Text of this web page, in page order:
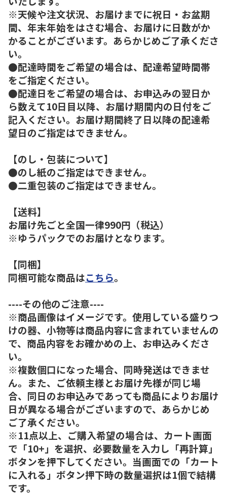
※天候や注文状況、お届けまでに祝日・お盆期
間、年末年始をはさむ場合、お届けに日数がか
かることがございます。あらかじめご了承くださ
い。
●配達時間をご希望の場合は、配達希望時間帯
をご指定ください。
●配達日をご希望の場合は、お申込みの翌日か
ら数えて10日目以降、お届け期間内の日付をご
記入ください。お届け期間終了日以降の配達希
望日のご指定はできません。
【のし・包装について】
●のし紙のご指定はできません。
●二重包装のご指定はできません。
【送料】
お届け先ごと全国一律990円（税込）
※ゆうパックでのお届けとなります。
【同梱】
同梱可能な商品はこちら。
----その他のご注意----
※商品画像はイメージです。使用している盛りつ
けの器、小物等は商品内容に含まれていませんの
で、商品内容をお確かめの上、お申込みくださ
い。
※複数個口になった場合、同時発送はできませ
ん。また、ご依頼主様とお届け先様が同じ場
合、同日のお申込みであっても商品によりお届け
日が異なる場合がございますので、あらかじめ
ご了承ください。
※11点以上、ご購入希望の場合は、カート画面
で「10+」を選択、必要数量を入力し「再計算」
ボタンを押下してください。当画面での「カート
に入れる」ボタン押下時の数量選択は1個で結構
です。